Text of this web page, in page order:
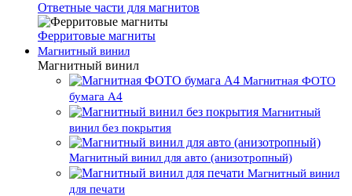
Ответные части для магнитов
Ферритовые магниты
Магнитный винил
Магнитный винил
Магнитная ФОТО
бумага А4
Магнитный
винил без покрытия
Магнитный винил для авто (анизотропный)
Магнитный винил
для печати